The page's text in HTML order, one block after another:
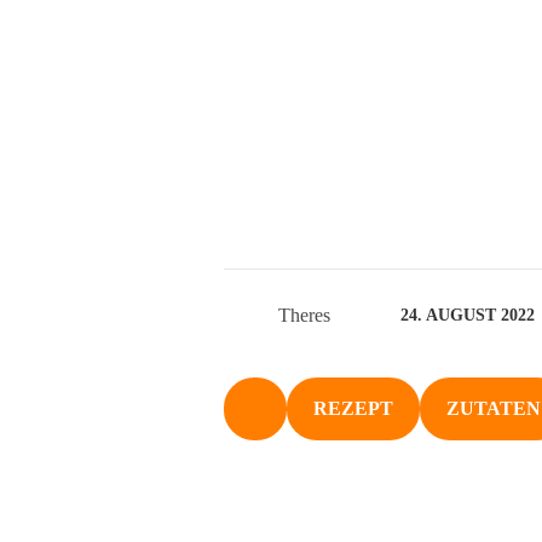
Theres 24. AUGUST 2022
NACH OBEN
REZEPT ZUTATEN